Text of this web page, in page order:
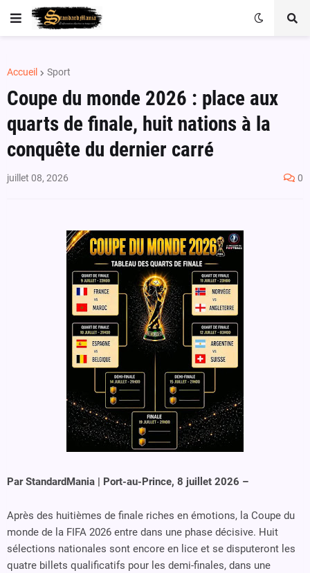
Accueil Sport
Coupe du monde 2026 : place aux
quarts de finale, huit nations à la
conquête du dernier carré
juillet 08, 2026 0
Par StandardMania | Port-au-Prince, 8 juillet 2026 –
Après des huitièmes de finale riches en émotions, la Coupe du
monde de la FIFA 2026 entre dans une phase décisive. Huit
sélections nationales sont encore en lice et se disputeront les
quatre billets qualificatifs pour les demi-finales, dans une